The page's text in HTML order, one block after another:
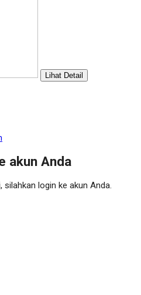
Lihat Detail
akun Anda
login ke akun Anda.